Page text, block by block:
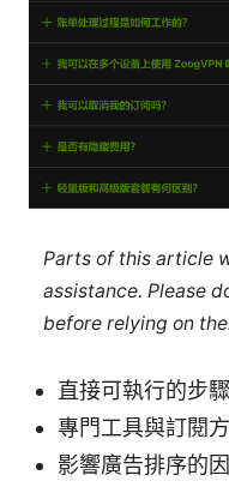
Parts of this article
assistance. Please
before relying on
直接可執行的步
專門工具與訂閱
影響廣告排序的